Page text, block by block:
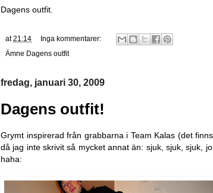
Dagens outfit.
at21:14
Inga kommentarer:
Ämne Dagens outfit
fredag, januari 30, 2009
Dagens outfit!
Grymt inspirerad från grabbarna i Team Kalas (det
då jag inte skrivit så mycket annat än: sjuk, sjuk, sjuk,
haha: